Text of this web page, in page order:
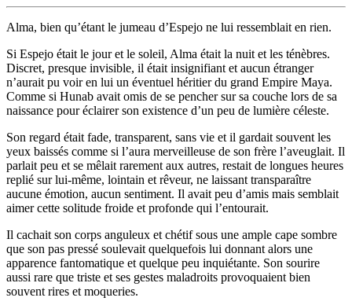
Alma, bien qu’étant le jumeau d’Espejo ne lui ressemblait en rien.
Si Espejo était le jour et le soleil, Alma était la nuit et les ténèbres.
Discret, presque invisible, il était insignifiant et aucun étranger
n’aurait pu voir en lui un éventuel héritier du grand Empire Maya.
Comme si Hunab avait omis de se pencher sur sa couche lors de sa
naissance pour éclairer son existence d’un peu de lumière céleste.
Son regard était fade, transparent, sans vie et il gardait souvent les
yeux baissés comme si l’aura merveilleuse de son frère l’aveuglait. Il
parlait peu et se mêlait rarement aux autres, restait de longues heures
replié sur lui-même, lointain et rêveur, ne laissant transparaître
aucune émotion, aucun sentiment. Il avait peu d’amis mais semblait
aimer cette solitude froide et profonde qui l’entourait.
Il cachait son corps anguleux et chétif sous une ample cape sombre
que son pas pressé soulevait quelquefois lui donnant alors une
apparence fantomatique et quelque peu inquiétante. Son sourire
aussi rare que triste et ses gestes maladroits provoquaient bien
souvent rires et moqueries.